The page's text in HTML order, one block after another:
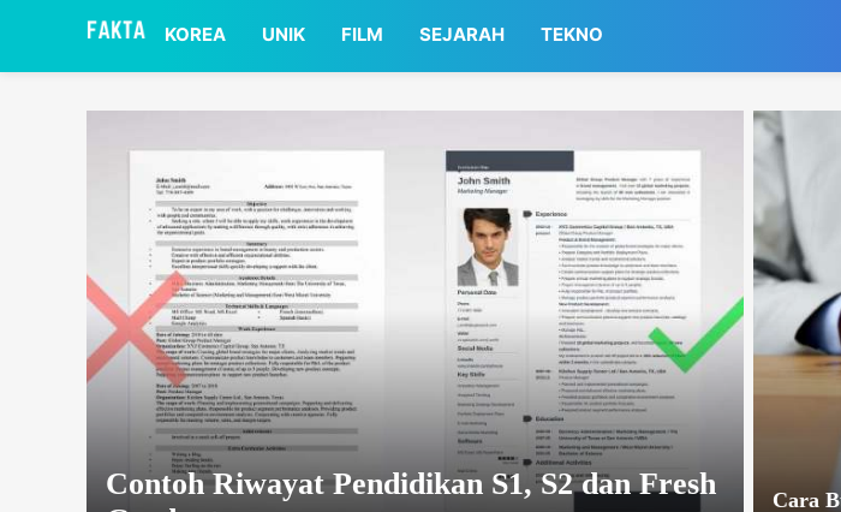
KOREA UNIK FILM SEJARAH TEKNO
Contoh Riwayat Pendidikan S1, S2 dan Fresh
Cara